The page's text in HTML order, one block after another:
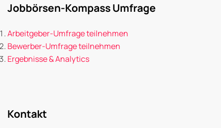
Jobbörsen-Kompass Umfrage
Arbeitgeber-Umfrage teilnehmen
Bewerber-Umfrage teilnehmen
Ergebnisse & Analytics
Kontakt